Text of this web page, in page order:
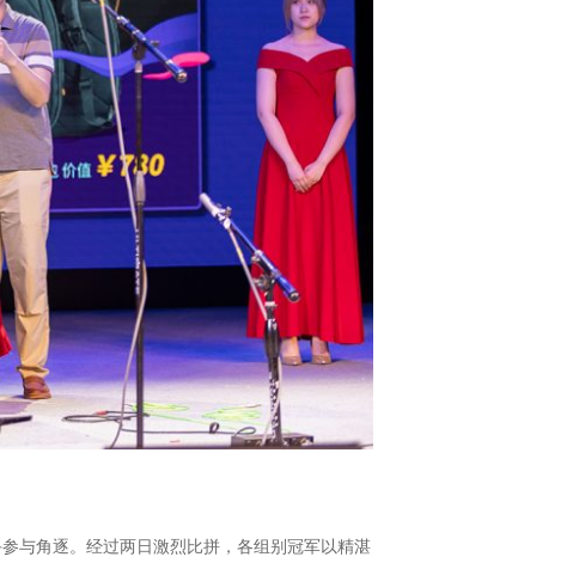
与角逐。经过两日激烈比拼，各组别冠军以精湛